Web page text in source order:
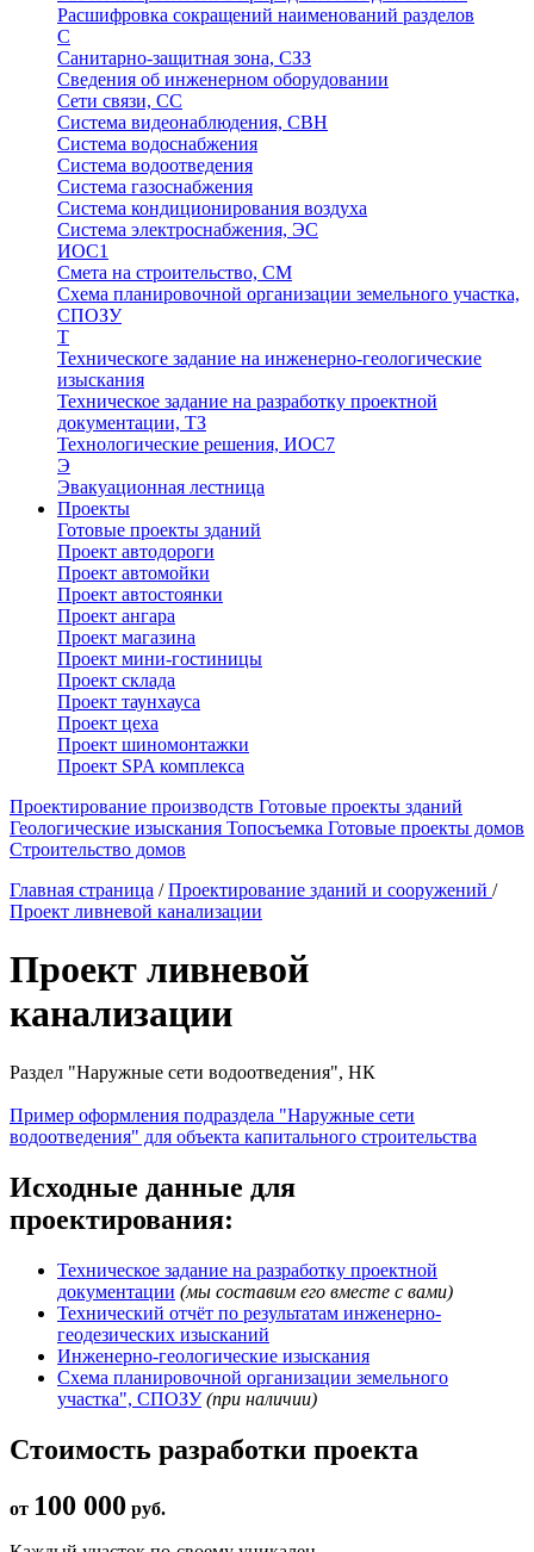
Расшифровка сокращений наименований разделов
С
Санитарно-защитная зона, СЗЗ
Сведения об инженерном оборудовании
Сети связи, СС
Система видеонаблюдения, СВН
Система водоснабжения
Система водоотведения
Система газоснабжения
Система кондиционирования воздуха
Система электроснабжения, ЭС
ИОС1
Смета на строительство, СМ
Схема планировочной организации земельного участка,
СПОЗУ
Т
Техническоге задание на инженерно-геологические
изыскания
Техническое задание на разработку проектной
документации, ТЗ
Технологические решения, ИОC7
Э
Эвакуационная лестница
Проекты
Готовые проекты зданий
Проект автодороги
Проект автомойки
Проект автостоянки
Проект ангара
Проект магазина
Проект мини-гостиницы
Проект склада
Проект таунхауса
Проект цеха
Проект шиномонтажки
Проект SPA комплекса
Проектирование производств Готовые проекты зданий
Геологические изыскания Топосъемка Готовые проекты домов
Строительство домов
Главная страница / Проектирование зданий и сооружений /
Проект ливневой канализации
Проект ливневой
канализации
Раздел "Наружные сети водоотведения", НК
Пример оформления подраздела "Наружные сети
водоотведения" для объекта капитального строительства
Исходные данные для
проектирования:
Техническое задание на разработку проектной
документации (мы составим его вместе с вами)
Технический отчёт по результатам инженерно-
геодезических изысканий
Инженерно-геологические изыскания
Схема планировочной организации земельного
участка", СПОЗУ(при наличии)
Стоимость разработки проекта
от 100 000 руб.